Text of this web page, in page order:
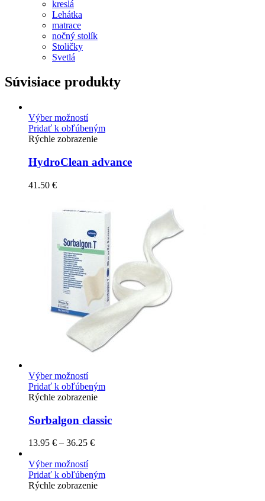
kreslá
Lehátka
matrace
nočný stolík
Stoličky
Svetlá
Súvisiace produkty
Výber možností
Pridať k obľúbeným
Rýchle zobrazenie
HydroClean advance
41.50 €
Výber možností
Pridať k obľúbeným
Rýchle zobrazenie
Sorbalgon classic
13.95 € – 36.25 €
Výber možností
Pridať k obľúbeným
Rýchle zobrazenie